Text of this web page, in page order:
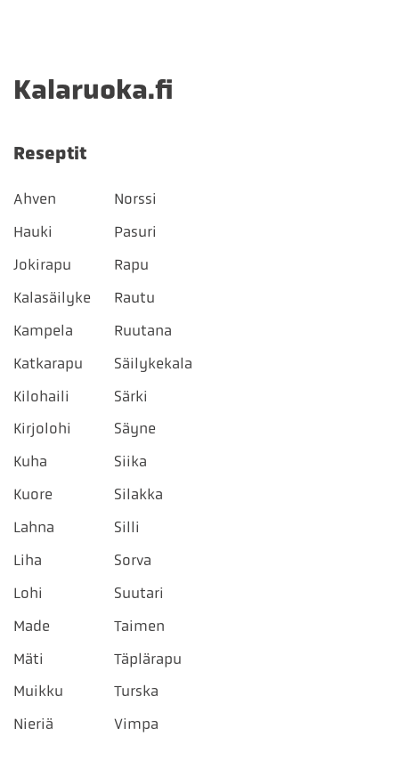
Kalaruoka.fi
Reseptit
Ahven
Hauki
Jokirapu
Kalasäilyke
Kampela
Katkarapu
Kilohaili
Kirjolohi
Kuha
Kuore
Lahna
Liha
Lohi
Made
Mäti
Muikku
Nieriä
Norssi
Pasuri
Rapu
Rautu
Ruutana
Säilykekala
Särki
Säyne
Siika
Silakka
Silli
Sorva
Suutari
Taimen
Täplärapu
Turska
Vimpa